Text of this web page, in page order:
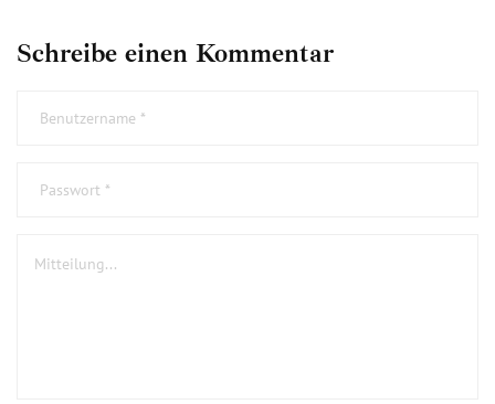
Schreibe einen Kommentar